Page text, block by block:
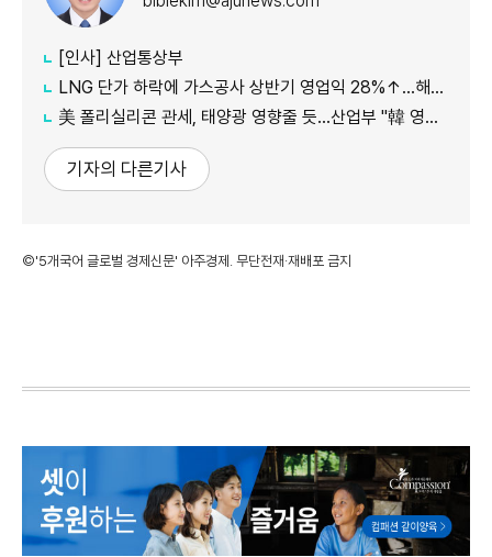
[인사] 산업통상부
LNG 단가 하락에 가스공사 상반기 영업익 28%↑…해외사업 호조도 한몫
美 폴리실리콘 관세, 태양광 영향줄 듯…산업부 "韓 영향 최소화 협의"
기자의 다른기사
©'5개국어 글로벌 경제신문' 아주경제. 무단전재·재배포 금지